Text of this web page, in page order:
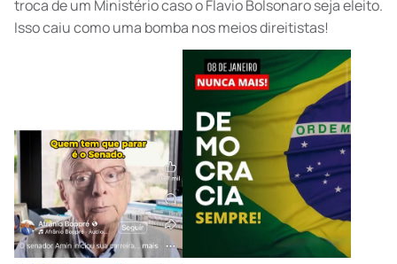
troca de um Ministério caso o Flavio Bolsonaro seja eleito.
Isso caiu como uma bomba nos meios direitistas!